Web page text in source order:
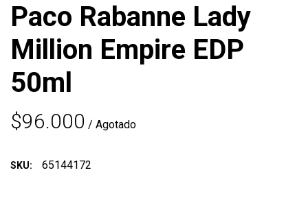
Paco Rabanne Lady
Million Empire EDP
50ml
$96.000 / Agotado
SKU: 65144172